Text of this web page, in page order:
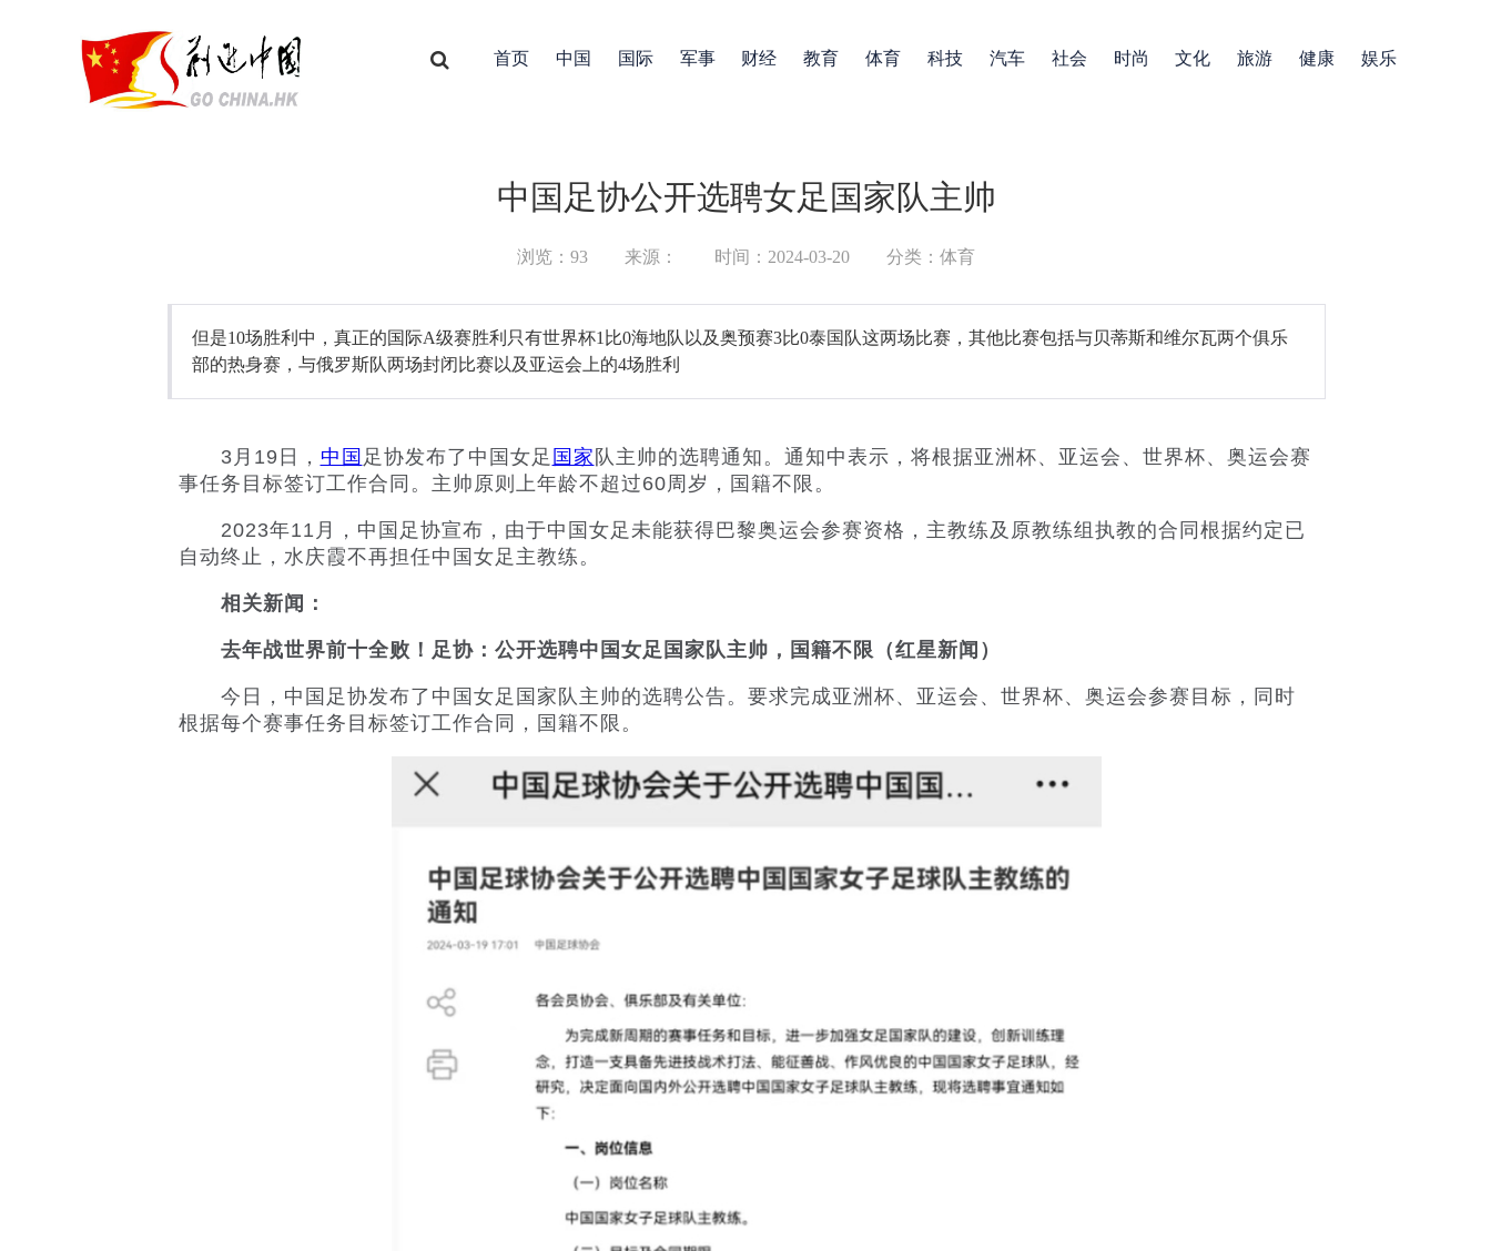
首页 中国 国际 军事 财经 教育 体育 科技 汽车 社会 时尚 文化 旅游 健康 娱乐
中国足协公开选聘女足国家队主帅
浏览：93 来源： 时间：2024-03-20 分类：体育
但是10场胜利中，真正的国际A级赛胜利只有世界杯1比0海地队以及奥预赛3比0泰国队这两场比赛，其他比赛包括与贝蒂斯和维尔瓦两个俱乐
部的热身赛，与俄罗斯队两场封闭比赛以及亚运会上的4场胜利
3月19日， 中国 足协发布了中国女足 国家 队主帅的选聘通知。通知中表示，将根据亚洲杯、亚运会、世界杯、奥运会赛
事任务目标签订工作合同。主帅原则上年龄不超过60周岁，国籍不限。
2023年11月，中国足协宣布，由于中国女足未能获得巴黎奥运会参赛资格，主教练及原教练组执教的合同根据约定已
自动终止，水庆霞不再担任中国女足主教练。
相关新闻：
去年战世界前十全败！足协：公开选聘中国女足国家队主帅，国籍不限（红星新闻）
今日，中国足协发布了中国女足国家队主帅的选聘公告。要求完成亚洲杯、亚运会、世界杯、奥运会参赛目标，同时
根据每个赛事任务目标签订工作合同，国籍不限。